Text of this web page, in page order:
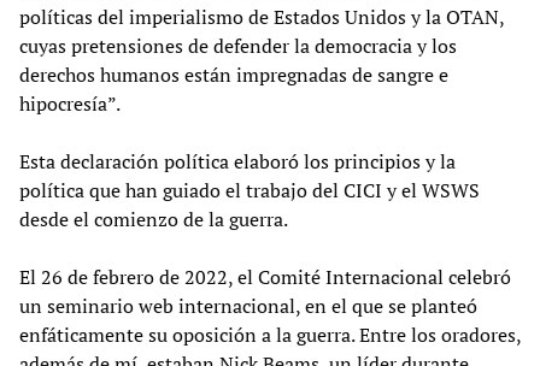
políticas del imperialismo de Estados Unidos y la OTAN,
cuyas pretensiones de defender la democracia y los
derechos humanos están impregnadas de sangre e
hipocresía”.
Esta declaración política elaboró los principios y la
política que han guiado el trabajo del CICI y el WSWS
desde el comienzo de la guerra.
El 26 de febrero de 2022, el Comité Internacional celebró
un seminario web internacional, en el que se planteó
enfáticamente su oposición a la guerra. Entre los oradores,